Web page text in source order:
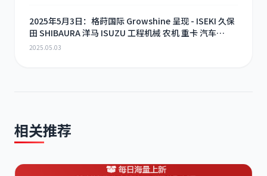
2025年5月3日：格莳国际 Growshine 呈现 - ISEKI 久保
田 SHIBAURA 洋马 ISUZU 工程机械 农机 重卡 汽车
RHF3 涡轮增压器及配件 海量现货供应
2025.05.03
相关推荐